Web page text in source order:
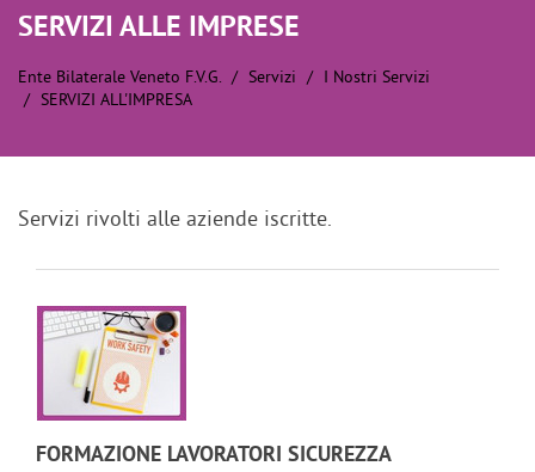
SERVIZI ALLE IMPRESE
Ente Bilaterale Veneto F.V.G. Servizi
I Nostri Servizi
SERVIZI ALL'IMPRESA
Servizi rivolti alle aziende iscritte.
FORMAZIONE LAVORATORI SICUREZZA